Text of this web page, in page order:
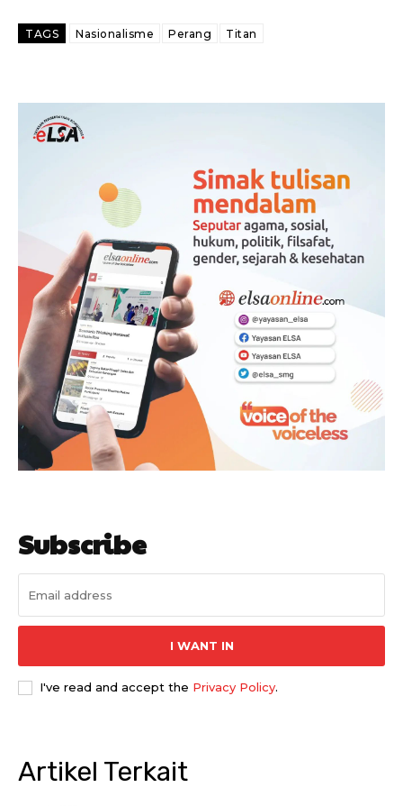
TAGS Nasionalisme Perang Titan
Subscribe
I WANT IN
I've read and accept the Privacy Policy.
Artikel Terkait